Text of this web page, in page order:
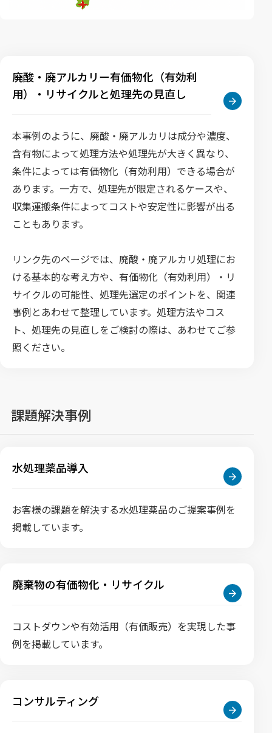
廃酸・廃アルカリー有価物化（有効利
用）・リサイクルと処理先の見直し
本事例のように、廃酸・廃アルカリは成分や濃度、
含有物によって処理方法や処理先が大きく異なり、
条件によっては有価物化（有効利用）できる場合が
あります。一方で、処理先が限定されるケースや、
収集運搬条件によってコストや安定性に影響が出る
こともあります。
リンク先のページでは、廃酸・廃アルカリ処理にお
ける基本的な考え方や、有価物化（有効利用）・リ
サイクルの可能性、処理先選定のポイントを、関連
事例とあわせて整理しています。処理方法やコス
ト、処理先の見直しをご検討の際は、あわせてご参
照ください。
課題解決事例
水処理薬品導入
お客様の課題を解決する水処理薬品のご提案事例を
掲載しています。
廃棄物の有価物化・リサイクル
コストダウンや有効活用（有価販売）を実現した事
例を掲載しています。
コンサルティング